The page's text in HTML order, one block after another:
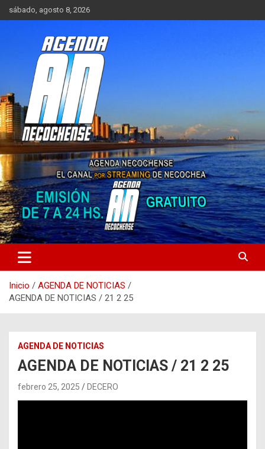
Saltar
al
sábado, agosto 8, 2026
AGENDA NECOCHENSE
Sitio de Noticias de Necochea y zona
Inicio
AGENDA DE NOTICIAS
AGENDA DE NOTICIAS / 21 2 25
AGENDA DE NOTICIAS
AGENDA DE NOTICIAS / 21 2 25
febrero 25, 2025 DECERO